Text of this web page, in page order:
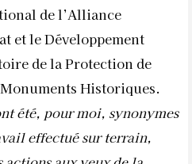
de l’Alliance
et le Développement
de la Protection de
Historiques.
été, pour moi, synonymes
effectué sur terrain,